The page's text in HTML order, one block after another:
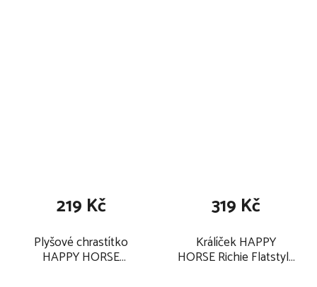
Plyšové chrastítko
HAPPY HORSE
219 Kč
Králíček HAPPY
HORSE Richie Flatstyle
319 Kč